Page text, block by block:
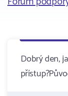
Dobrý den,